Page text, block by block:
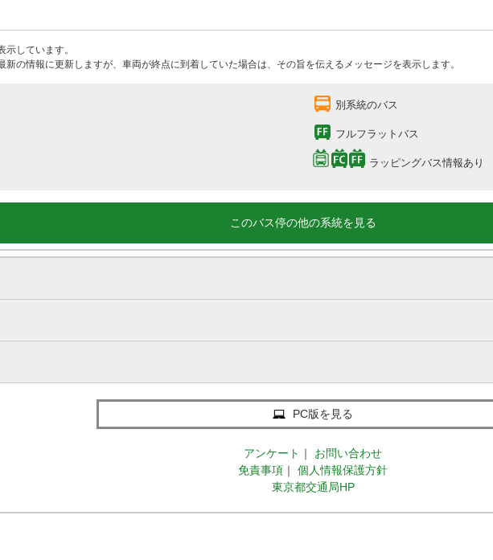
しています。
新の情報に更新しますが、車両が終点に到着していた場合は、その旨を伝えるメッセージを表示します。
別系統のバス
フルフラットバス
ラッピングバス情報あり
このバス停の他の系統を見る
PC版を見る
アンケート ｜
お問い合わせ
免責事項 ｜
個人情報保護方針
東京都交通局HP